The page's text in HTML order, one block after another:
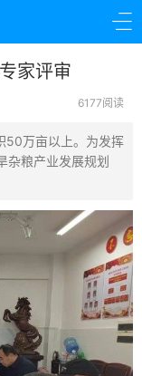
家评审
6177阅读
50万亩以上。为发挥
杂粮产业发展规划